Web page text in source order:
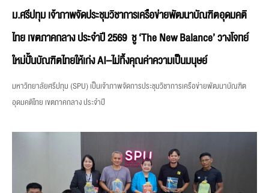
ม.ศรีปทุม เจ้าภาพจัดประชุมวิชาการเครือข่ายพัฒนาบัณฑิตอุดมคติ
ไทย เขตภาคกลาง ประจำปี 2569 ชู ‘The New Balance’ วางโจทย์
ใหม่ปั้นบัณฑิตไทยให้เก่ง AI–ไม่ทิ้งคุณค่าความเป็นมนุษย์
มหาวิทยาลัยศรีปทุม (SPU) เป็นเจ้าภาพจัดการประชุมวิชาการเครือข่ายพัฒนาบัณฑิต
อุดมคติไทย เขตภาคกลาง ประจำปี